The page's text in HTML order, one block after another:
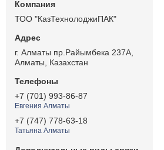
ТОО "КазТехнолоджиПАК"
г. Алматы пр.Райымбека 237А,
Алматы, Казахстан
+7 (701) 993-86-87
Евгения Алматы
+7 (747) 778-63-18
Татьяна Алматы